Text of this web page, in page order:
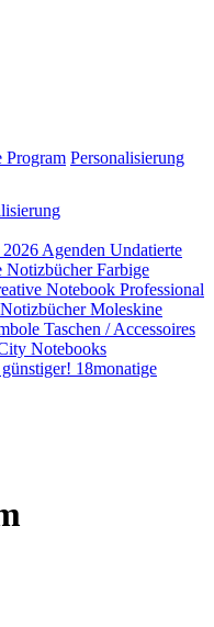
Personalisierung
2026 Agenden Undatierte
NotizbücherFarbige
Notebook Professional
Moleskine
Taschen / Accessoires
Notebooks
18monatige